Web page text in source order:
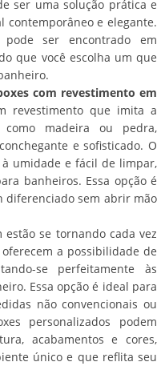
ser uma solução prática e
contemporâneo e elegante.
ser encontrado em
que você escolha um que
com revestimento em
revestimento que imita a
madeira ou pedra,
e sofisticado. O
umidade e fácil de limpar,
banheiros. Essa opção é
diferenciado sem abrir mão
se tornando cada vez
a possibilidade de
se perfeitamente às
Essa opção é ideal para
não convencionais ou
personalizados podem
acabamentos e cores,
único e que reflita seu